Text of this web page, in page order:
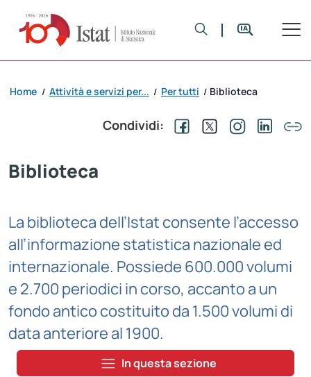
Home / Attività e servizi per... / Per tutti / Biblioteca
Condividi:
Biblioteca
La biblioteca dell’Istat consente l’accesso
all’informazione statistica nazionale ed
internazionale. Possiede 600.000 volumi
e 2.700 periodici in corso, accanto a un
fondo antico costituito da 1.500 volumi di
data anteriore al 1900.
In questa sezione